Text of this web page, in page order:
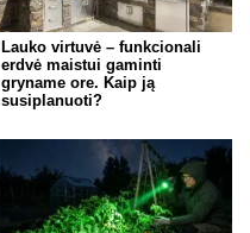
Lauko virtuvė – funkcionali
erdvė maistui gaminti
gryname ore. Kaip ją
susiplanuoti?